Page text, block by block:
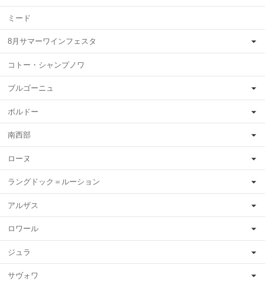
ミード
8月サマーワインフェスタ
コトー・シャンプノワ
ブルゴーニュ
ボルドー
南西部
ローヌ
ラングドック＝ルーション
アルザス
ロワール
ジュラ
サヴォワ